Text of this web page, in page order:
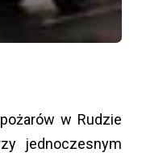
w Rudzie
jednoczesnym